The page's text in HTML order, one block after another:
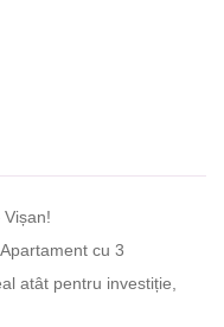
cu 3
atât pentru investiție,